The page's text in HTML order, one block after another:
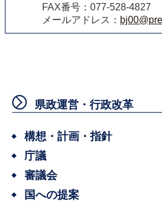
FAX番号：077-528-4827
メールアドレス：
県政運営・行政改革
構想・計画・指針
庁議
審議会
国への提案